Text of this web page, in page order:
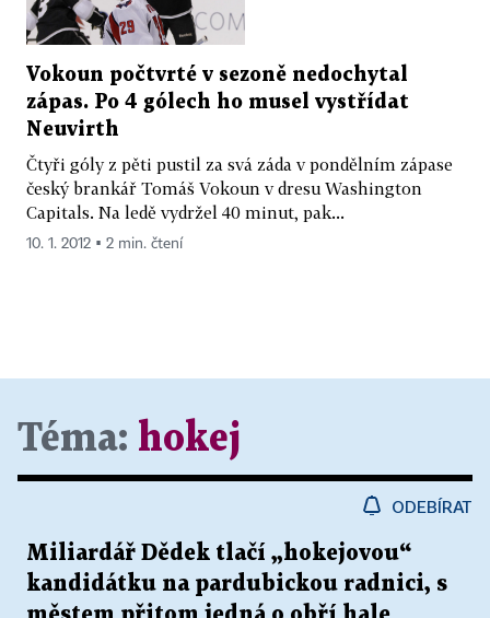
Vokoun počtvrté v sezoně nedochytal
zápas. Po 4 gólech ho musel vystřídat
Neuvirth
Čtyři góly z pěti pustil za svá záda v pondělním zápase
český brankář Tomáš Vokoun v dresu Washington
Capitals. Na ledě vydržel 40 minut, pak...
10. 1. 2012 ▪ 2 min. čtení
Téma: hokej
ODEBÍRAT
Miliardář Dědek tlačí „hokejovou“
kandidátku na pardubickou radnici, s